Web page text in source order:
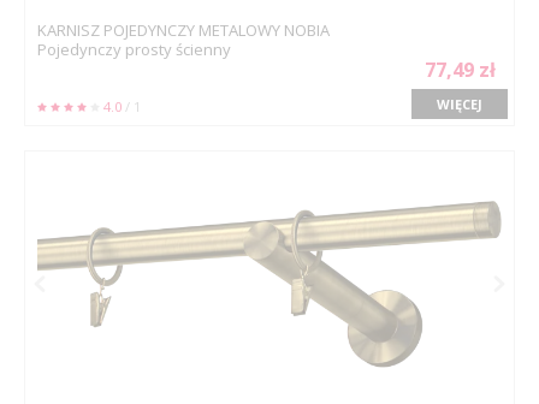
KARNISZ POJEDYNCZY METALOWY NOBIA
Pojedynczy prosty ścienny
4.0 / 1
77,49 zł
WIĘCEJ